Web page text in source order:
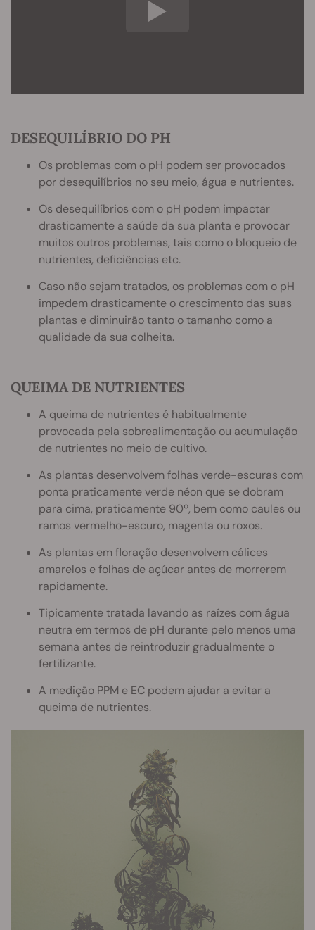
DESEQUILÍBRIO DO PH
Os problemas com o pH podem ser provocados
por desequilíbrios no seu meio, água e nutrientes.
Os desequilíbrios com o pH podem impactar
drasticamente a saúde da sua planta e provocar
muitos outros problemas, tais como o bloqueio de
nutrientes, deficiências etc.
Caso não sejam tratados, os problemas com o pH
impedem drasticamente o crescimento das suas
plantas e diminuirão tanto o tamanho como a
qualidade da sua colheita.
QUEIMA DE NUTRIENTES
A queima de nutrientes é habitualmente
provocada pela sobrealimentação ou acumulação
de nutrientes no meio de cultivo.
As plantas desenvolvem folhas verde-escuras com
ponta praticamente verde néon que se dobram
para cima, praticamente 90º, bem como caules ou
ramos vermelho-escuro, magenta ou roxos.
As plantas em floração desenvolvem cálices
amarelos e folhas de açúcar antes de morrerem
rapidamente.
Tipicamente tratada lavando as raízes com água
neutra em termos de pH durante pelo menos uma
semana antes de reintroduzir gradualmente o
fertilizante.
A medição PPM e EC podem ajudar a evitar a
queima de nutrientes.